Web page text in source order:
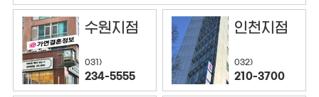
수원지점
031)
234-5555
인천지점
032)
210-3700